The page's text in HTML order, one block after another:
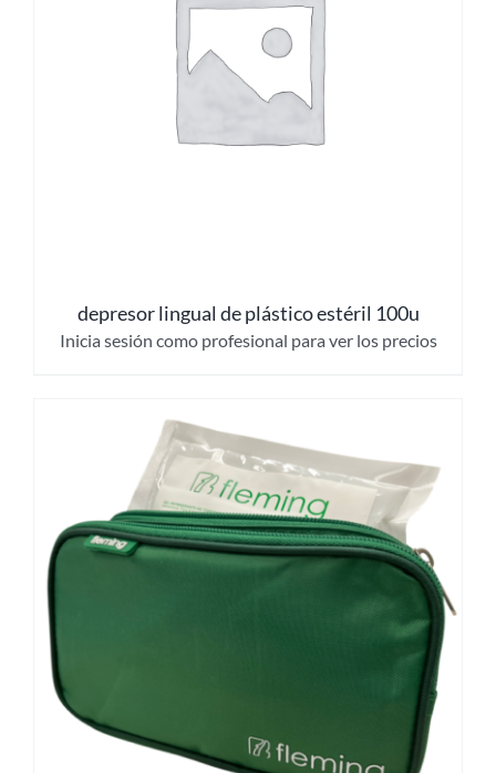
depresor lingual de plástico estéril 100u
Inicia sesión como profesional para ver los precios